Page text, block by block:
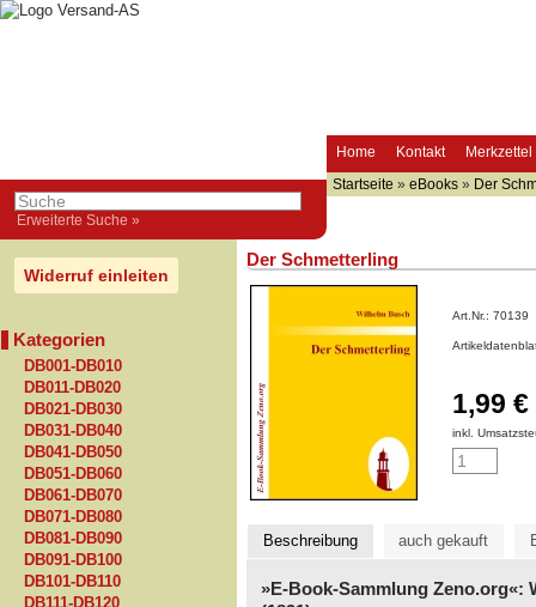
Home Kontakt Merkzettel
Erweiterte Suche »
Startseite » eBooks » Der
Widerruf einleiten
Kategorien
DB001-DB010
DB011-DB020
DB021-DB030
DB031-DB040
DB041-DB050
DB051-DB060
DB061-DB070
DB071-DB080
DB081-DB090
DB091-DB100
DB101-DB110
DB111-DB120
Der Schmetterling
Art.Nr.: 70139
1,99 €
inkl.
Beschreibung auch gekauft
»E-Book-Sammlung Zeno.org«: